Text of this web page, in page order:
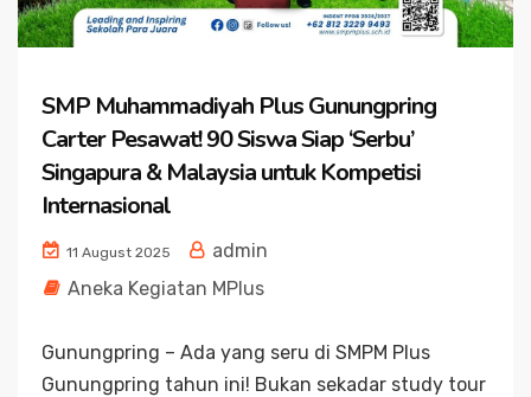
SMP Muhammadiyah Plus Gunungpring
Carter Pesawat! 90 Siswa Siap ‘Serbu’
Singapura & Malaysia untuk Kompetisi
Internasional
11 August 2025
admin
Aneka Kegiatan MPlus
Gunungpring – Ada yang seru di SMPM Plus
Gunungpring tahun ini! Bukan sekadar study tour